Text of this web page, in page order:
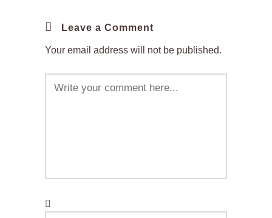
Leave a Comment
Your email address will not be published.